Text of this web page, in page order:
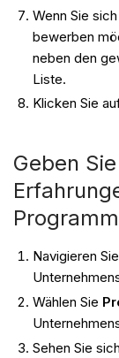
Wenn Sie
bewerben
neben den
Liste.
Klicken Sie
Geben
Programm
Navigieren
Wählen Sie
Sehen Sie